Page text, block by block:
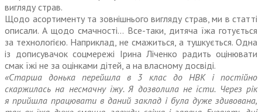
вигляду страв.
Щодо асортименту та зовнішнього вигляду страв, ми в статті
описали. А щодо смачності… Все-таки, дитяча їжа готується
за технологією. Наприклад, не смажиться, а тушкується. Одна
із дописувачок соц­мережі Ірина Ліченко радить оцінювати
смак їжі не за оцінками дітей, а на власному досвіді.
«Старша донька перейшла в 3 клас до НВК і постійно
скаржилась на несмачну їжу. Я дозволила не їсти. Через рік
я прийшла працювати в даний заклад і була дуже здивована,